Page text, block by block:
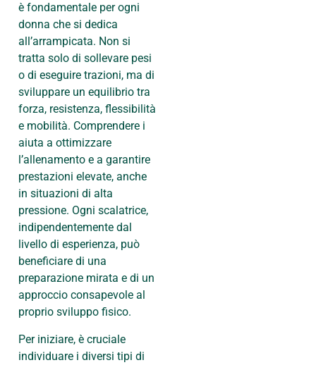
è fondamentale per ogni
donna che si dedica
all’arrampicata. Non si
tratta solo di sollevare pesi
o di eseguire trazioni, ma di
sviluppare un equilibrio tra
forza, resistenza, flessibilità
e mobilità. Comprendere i
aiuta a ottimizzare
l’allenamento e a garantire
prestazioni elevate, anche
in situazioni di alta
pressione. Ogni scalatrice,
indipendentemente dal
livello di esperienza, può
beneficiare di una
preparazione mirata e di un
approccio consapevole al
proprio sviluppo fisico.
Per iniziare, è cruciale
individuare i diversi tipi di